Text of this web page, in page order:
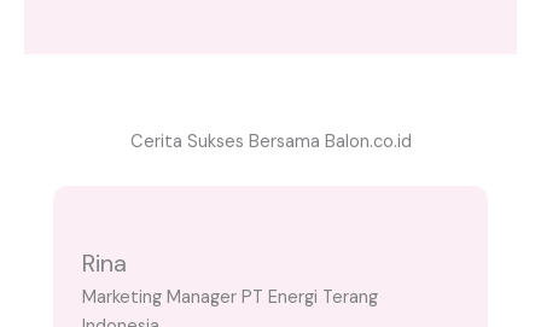
Cerita Sukses Bersama Balon.co.id
Rina
Marketing Manager PT Energi Terang